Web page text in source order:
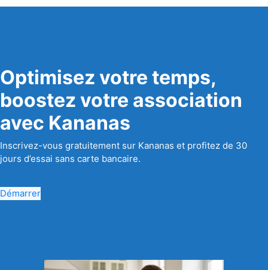
Optimisez votre temps,
boostez votre association
avec Kananas
Inscrivez-vous gratuitement sur Kananas et profitez de 30
jours d’essai sans carte bancaire.
Démarrer